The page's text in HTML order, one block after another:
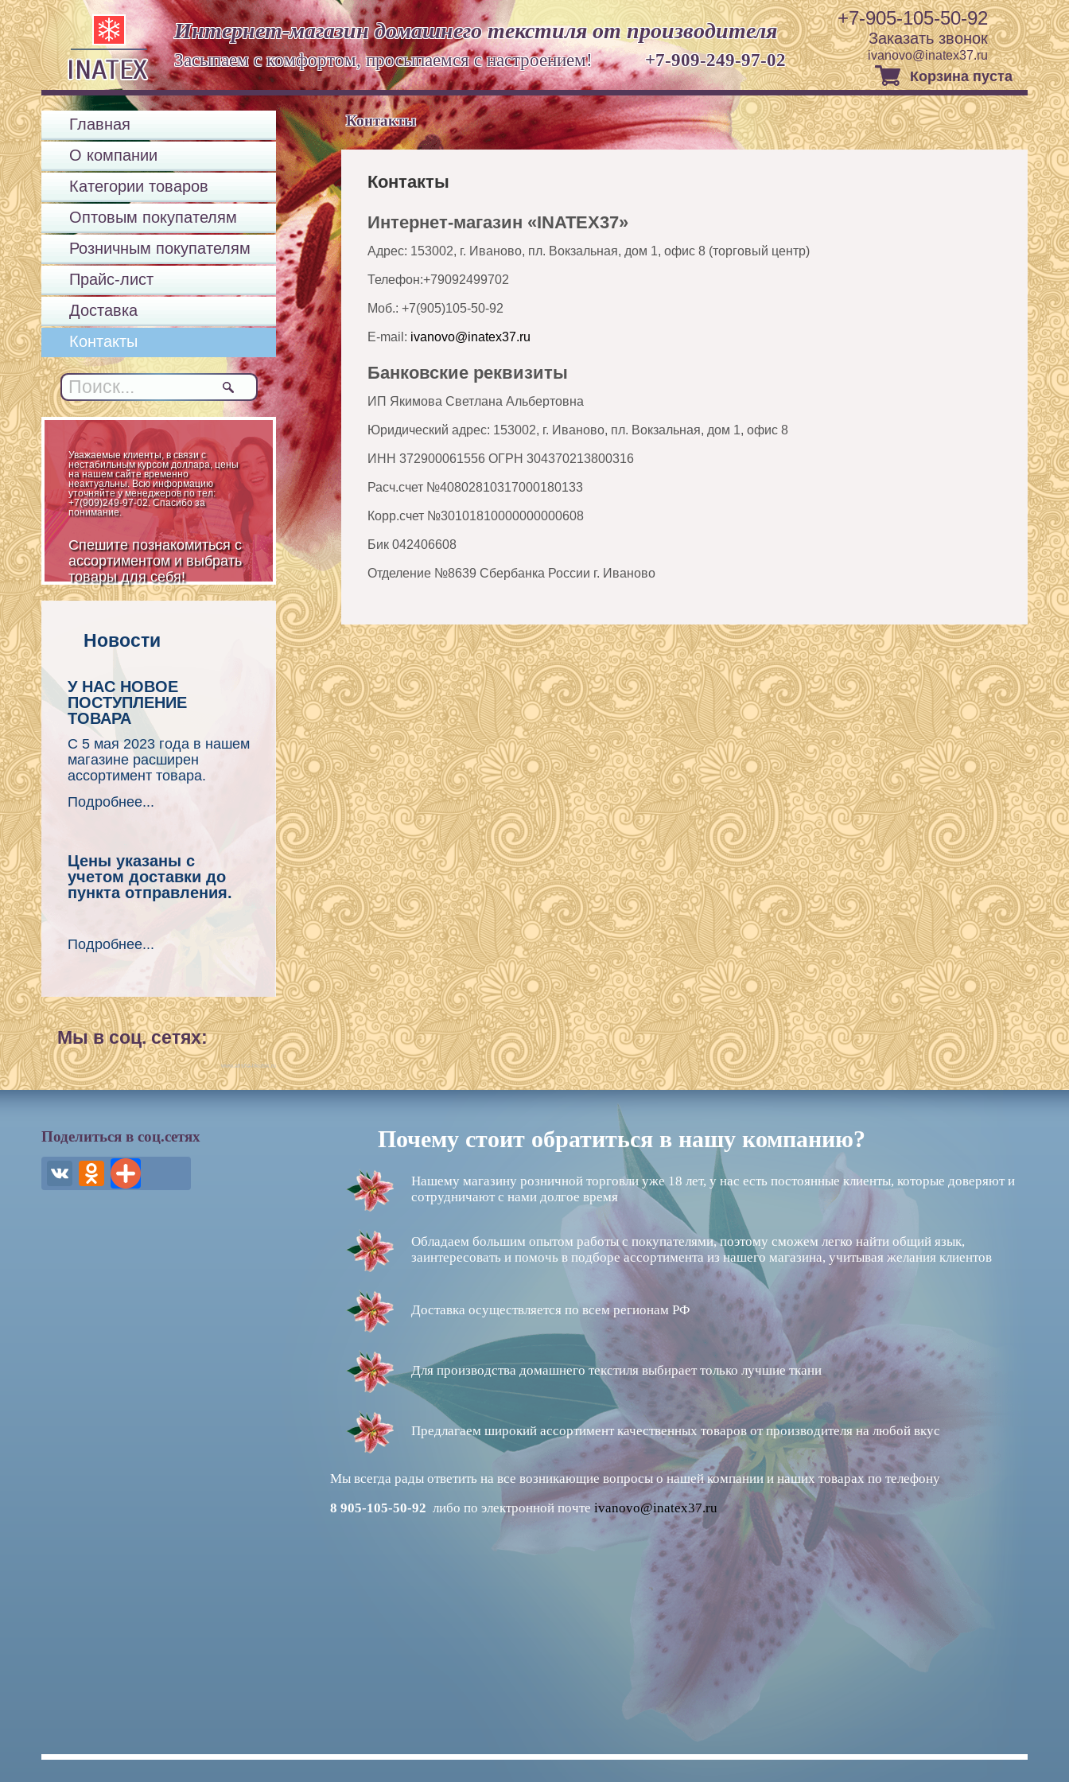
Корзина пуста
Интернет-магазин домашнего текстиля от производителя
Засыпаем с комфортом, просыпаемся с настроением!+7-909-249-97-02
+7-905-105-50-92
Заказать звонок
ivanovo@inatex37.ru
Главная
О компании
Категории товаров
Оптовым покупателям
Розничным покупателям
Прайс-лист
Доставка
Контакты
Уважаемые клиенты, в связи с
нестабильным курсом доллара, цены
на нашем сайте временно
неактуальны. Всю информацию
уточняйте у менеджеров по тел:
+7(909)249-97-02. Спасибо за
понимание.
Спешите познакомиться с
ассортиментом и выбрать
товары для себя!
Новости
У НАС НОВОЕ
ПОСТУПЛЕНИЕ
ТОВАРА
С 5 мая 2023 года в нашем
магазине расширен
ассортимент товара.
Подробнее...
Цены указаны с
учетом доставки до
пункта отправления.
Подробнее...
Мы в соц. сетях:
www.afisha-irkutsk.ru
Контакты
Контакты
Интернет-магазин «INATEX37»
Адрес: 153002, г. Иваново, пл. Вокзальная, дом 1, офис 8 (торговый центр)
Телефон:+79092499702
Моб.: +7(905)105-50-92
E-mail: ivanovo@inatex37.ru
Банковские реквизиты
ИП Якимова Светлана Альбертовна
Юридический адрес: 153002, г. Иваново, пл. Вокзальная, дом 1, офис 8
ИНН 372900061556 ОГРН 304370213800316
Расч.счет №40802810317000180133
Корр.счет №30101810000000000608
Бик 042406608
Отделение №8639 Сбербанка России г. Иваново
Поделиться в соц.сетях Почему стоит обратиться в нашу компанию?
Нашему магазину розничной торговли уже 18 лет, у нас есть постоянные клиенты, которые доверяют и
сотрудничают с нами долгое время
Обладаем большим опытом работы с покупателями, поэтому сможем легко найти общий язык,
заинтересовать и помочь в подборе ассортимента из нашего магазина, учитывая желания клиентов
Доставка осуществляется по всем регионам РФ
Для производства домашнего текстиля выбирает только лучшие ткани
Предлагаем широкий ассортимент качественных товаров от производителя на любой вкус
Мы всегда рады ответить на все возникающие вопросы о нашей компании и наших товарах по телефону
8 905-105-50-92 либо по электронной почте ivanovo@inatex37.ru